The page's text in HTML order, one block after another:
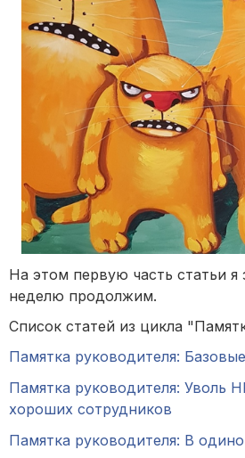
На этом первую часть статьи я
неделю продолжим.
Список статей из цикла
Памятка руководителя:
Памятка руководителя: Уволь
хороших сотрудников
Памятка руководителя: В